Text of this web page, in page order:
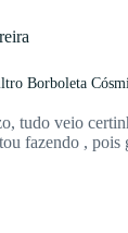
Borboleta
tudo veio
fazendo , pois